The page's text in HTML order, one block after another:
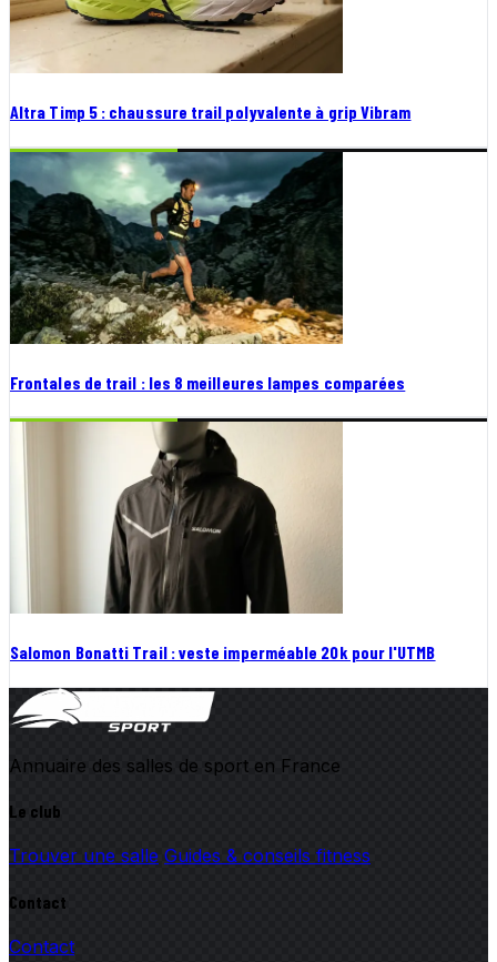
Altra Timp 5 : chaussure trail polyvalente à grip Vibram
Frontales de trail : les 8 meilleures lampes comparées
Salomon Bonatti Trail : veste imperméable 20k pour l'UTMB
Annuaire des salles de sport en France
Le club
Trouver une salle Guides & conseils fitness
Contact
Contact